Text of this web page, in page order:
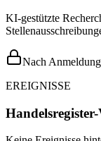
KI-gestützte
Nach
EREIGNISSE